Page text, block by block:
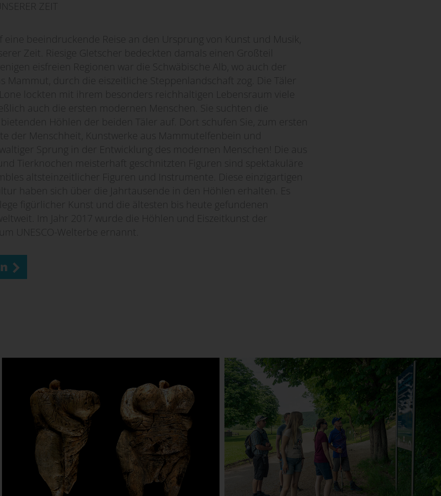
ZEIT
eine beeindruckende Reise an den Ursprung von Kunst und Musik,
Zeit. Riesige Gletscher bedeckten damals einen Großteil
eisfreien Regionen war die Schwäbische Alb, wo auch der
Mammut, durch die eiszeitliche Steppenlandschaft zog. Die Täler
lockten mit ihrem besonders reichhaltigen Lebensraum viele
auch die ersten modernen Menschen. Sie suchten die
Höhlen der beiden Täler auf. Dort schufen Sie, zum ersten
der Menschheit, Kunstwerke aus Mammutelfenbein und
Sprung in der Entwicklung des modernen Menschen! Die aus
Tierknochen meisterhaft geschnitzten Figuren sind spektakuläre
altsteinzeitlicher Figuren und Instrumente. Diese einzigartigen
haben sich über die Jahrtausende in den Höhlen erhalten. Es
figürlicher Kunst und die ältesten bis heute gefundenen
Im Jahr 2017 wurde die Höhlen und Eiszeitkunst der
UNESCO-Welterbe ernannt.